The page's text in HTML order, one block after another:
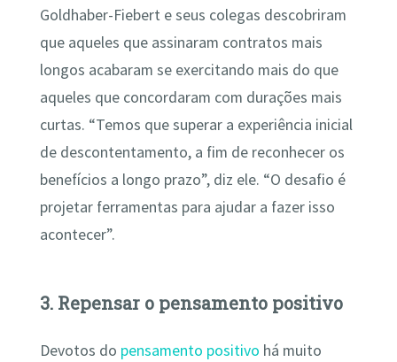
Goldhaber-Fiebert e seus colegas descobriram
que aqueles que assinaram contratos mais
longos acabaram se exercitando mais do que
aqueles que concordaram com durações mais
curtas. “Temos que superar a experiência inicial
de descontentamento, a fim de reconhecer os
benefícios a longo prazo”, diz ele. “O desafio é
projetar ferramentas para ajudar a fazer isso
acontecer”.
3. Repensar o pensamento positivo
Devotos do pensamento positivo há muito